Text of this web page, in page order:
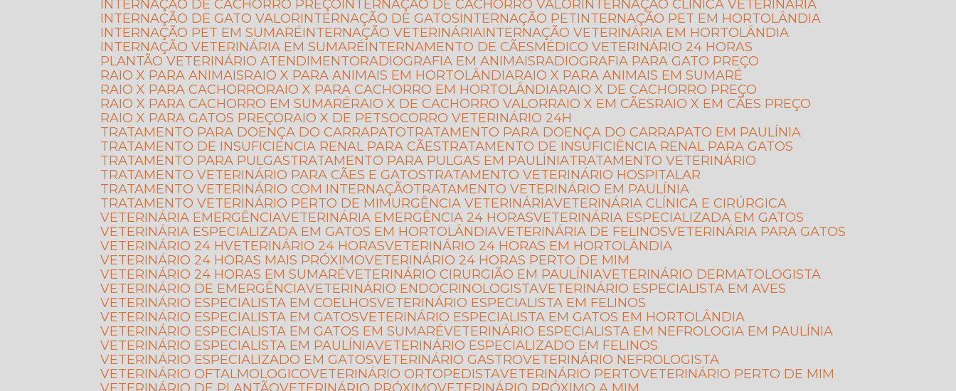
INTERNAÇÃO DE CACHORRO PREÇO INTERNAÇÃO DE CACHORRO VALOR INTERNAÇÃO CLÍNICA VETERINÁRIA
INTERNAÇÃO DE GATO VALOR INTERNAÇÃO DE GATOS INTERNAÇÃO PET INTERNAÇÃO PET EM HORTOLÂNDIA
INTERNAÇÃO PET EM SUMARÉ INTERNAÇÃO VETERINÁRIA INTERNAÇÃO VETERINÁRIA EM HORTOLÂNDIA
INTERNAÇÃO VETERINÁRIA EM SUMARÉ INTERNAMENTO DE CÃES
MÉDICO VETERINÁRIO 24 HORAS
PLANTÃO VETERINÁRIO ATENDIMENTO
RADIOGRAFIA EM ANIMAIS
RADIOGRAFIA PARA GATO PREÇO
RAIO X PARA ANIMAIS
RAIO X PARA ANIMAIS EM HORTOLÂNDIA RAIO X PARA ANIMAIS EM SUMARÉ
RAIO X PARA CACHORRO
RAIO X PARA CACHORRO EM HORTOLÂNDIA RAIO X DE CACHORRO PREÇO
RAIO X PARA CACHORRO EM SUMARÉ
RAIO X DE CACHORRO VALOR RAIO X EM CÃES
RAIO X EM CÃES PREÇO
RAIO X PARA GATOS PREÇO
RAIO X DE PET SOCORRO VETERINÁRIO 24H
TRATAMENTO PARA DOENÇA DO CARRAPATO
TRATAMENTO PARA DOENÇA DO CARRAPATO EM PAULÍNIA
TRATAMENTO DE INSUFICIENCIA RENAL PARA CÃES
TRATAMENTO DE INSUFICIÊNCIA RENAL PARA GATOS
TRATAMENTO PARA PULGAS
TRATAMENTO PARA PULGAS EM PAULÍNIA TRATAMENTO VETERINÁRIO
TRATAMENTO VETERINÁRIO PARA CÃES E GATOS
TRATAMENTO VETERINÁRIO HOSPITALAR
TRATAMENTO VETERINÁRIO COM INTERNAÇÃO
TRATAMENTO VETERINÁRIO EM PAULÍNIA
TRATAMENTO VETERINÁRIO PERTO DE MIM
URGÊNCIA VETERINÁRIA
VETERINÁRIA CLÍNICA E CIRÚRGICA
VETERINÁRIA EMERGÊNCIA
VETERINÁRIA EMERGÊNCIA 24 HORAS
VETERINÁRIA ESPECIALIZADA EM GATOS
VETERINÁRIA ESPECIALIZADA EM GATOS EM HORTOLÂNDIA
VETERINÁRIA DE FELINOS
VETERINÁRIA PARA GATOS
VETERINÁRIO 24 H
VETERINÁRIO 24 HORAS
VETERINÁRIO 24 HORAS EM HORTOLÂNDIA
VETERINÁRIO 24 HORAS MAIS PRÓXIMO
VETERINÁRIO 24 HORAS PERTO DE MIM
VETERINÁRIO 24 HORAS EM SUMARÉ
VETERINÁRIO CIRURGIÃO EM PAULÍNIA
VETERINÁRIO DERMATOLOGISTA
VETERINÁRIO DE EMERGÊNCIA
VETERINÁRIO ENDOCRINOLOGISTA
VETERINÁRIO ESPECIALISTA EM AVES
VETERINÁRIO ESPECIALISTA EM COELHOS
VETERINÁRIO ESPECIALISTA EM FELINOS
VETERINÁRIO ESPECIALISTA EM GATOS
VETERINÁRIO ESPECIALISTA EM GATOS EM HORTOLÂNDIA
VETERINÁRIO ESPECIALISTA EM GATOS EM SUMARÉ
VETERINÁRIO ESPECIALISTA EM NEFROLOGIA EM PAULÍNIA
VETERINÁRIO ESPECIALISTA EM PAULÍNIA
VETERINÁRIO ESPECIALIZADO EM FELINOS
VETERINÁRIO ESPECIALIZADO EM GATOS
VETERINÁRIO GASTRO
VETERINÁRIO NEFROLOGISTA
VETERINÁRIO OFTALMOLOGICO
VETERINÁRIO ORTOPEDISTA VETERINÁRIO PERTO
VETERINÁRIO PERTO DE MIM